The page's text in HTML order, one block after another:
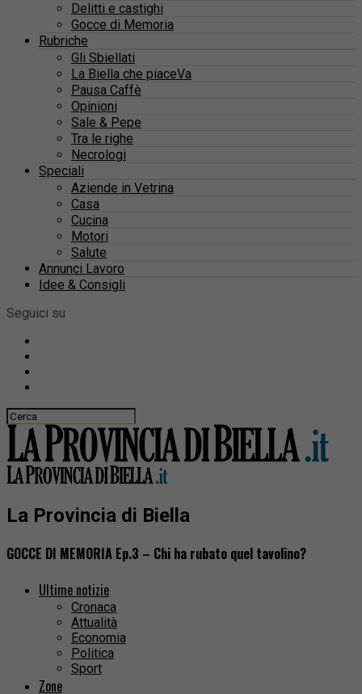
Delitti e castighi
Gocce di Memoria
Rubriche
Gli Sbiellati
La Biella che piaceVa
Pausa Caffè
Opinioni
Sale & Pepe
Tra le righe
Necrologi
Speciali
Aziende in Vetrina
Casa
Cucina
Motori
Salute
Annunci Lavoro
Idee & Consigli
Seguici su
La Provincia di Biella
GOCCE DI MEMORIA Ep.3 – Chi ha rubato quel tavolino?
Ultime notizie
Cronaca
Attualità
Economia
Politica
Sport
Zone